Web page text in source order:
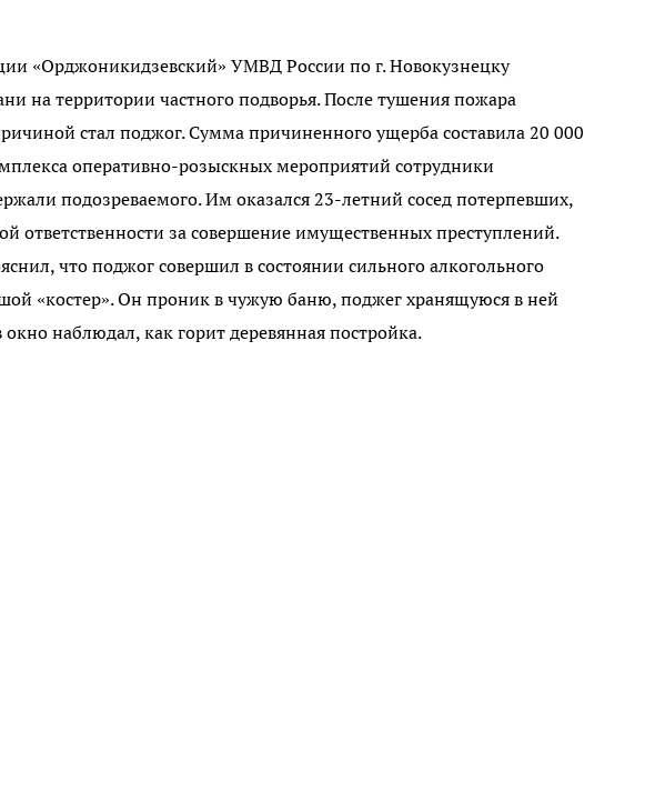
«Орджоникидзевский» УМВД России по г. Новокузнецку
на территории частного подворья. После тушения пожара
стал поджог. Сумма причиненного ущерба составила 20 000
оперативно-розыскных мероприятий сотрудники
подозреваемого. Им оказался 23-летний сосед потерпевших,
ответственности за совершение имущественных преступлений.
что поджог совершил в состоянии сильного алкогольного
«костер». Он проник в чужую баню, поджег хранящуюся в ней
наблюдал, как горит деревянная постройка.